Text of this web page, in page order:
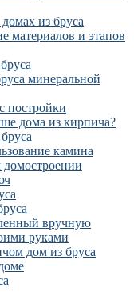
из бруса
материалов и этапов
минеральной
постройки
дома из кирпича?
камина
вручную
руками
дом из бруса